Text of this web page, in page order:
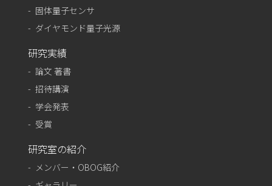
固体量子センサ
ダイヤモンド量子光源
研究実績
論文 著書
招待講演
学会発表
受賞
研究室の紹介
メンバー・OBOG紹介